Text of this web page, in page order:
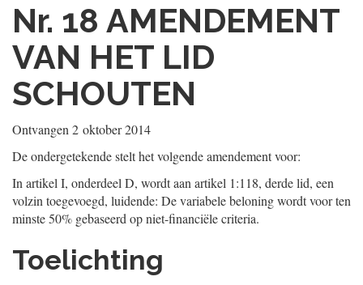
Nr. 18 AMENDEMENT
VAN HET LID
SCHOUTEN
Ontvangen 2 oktober 2014
De ondergetekende stelt het volgende amendement voor:
In artikel I, onderdeel D, wordt aan artikel 1:118, derde lid, een
volzin toegevoegd, luidende: De variabele beloning wordt voor ten
minste 50% gebaseerd op niet-financiële criteria.
Toelichting